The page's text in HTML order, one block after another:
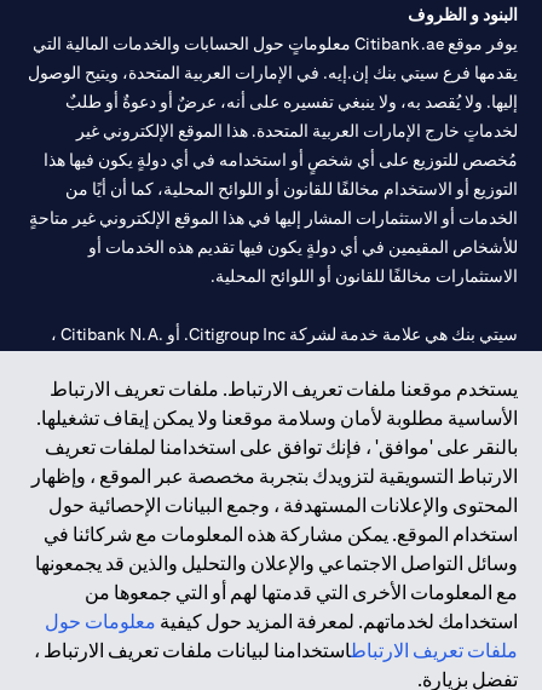
يستخدم موقعنا ملفات تعريف الارتباط. ملفات تعريف الارتباط
الأساسية مطلوبة لأمان وسلامة موقعنا ولا يمكن إيقاف تشغيلها.
بالنقر على 'موافق' ، فإنك توافق على استخدامنا لملفات تعريف
الارتباط التسويقية لتزويدك بتجربة مخصصة عبر الموقع ، وإظهار
المحتوى والإعلانات المستهدفة ، وجمع البيانات الإحصائية حول
استخدام الموقع. يمكن مشاركة هذه المعلومات مع شركائنا في
وسائل التواصل الاجتماعي والإعلان والتحليل والذين قد يجمعونها
مع المعلومات الأخرى التي قدمتها لهم أو التي جمعوها من
استخدامك لخدماتهم. لمعرفة المزيد حول كيفية معلومات حول
ملفات تعريف الارتباطاستخدامنا لبيانات ملفات تعريف الارتباط ،
تفضل بزيارة.
البنود و الظروف
يوفر موقع Citibank.ae معلوماتٍ حول الحسابات والخدمات المالية التي
يقدمها فرع سيتي بنك إن.إيه. في الإمارات العربية المتحدة، ويتيح الوصول
إليها. ولا يُقصد به، ولا ينبغي تفسيره على أنه، عرضٌ أو دعوةٌ أو طلبٌ
لخدماتٍ خارج الإمارات العربية المتحدة. هذا الموقع الإلكتروني غير
مُخصص للتوزيع على أي شخصٍ أو استخدامه في أي دولةٍ يكون فيها هذا
التوزيع أو الاستخدام مخالفًا للقانون أو اللوائح المحلية، كما أن أيًا من
الخدمات أو الاستثمارات المشار إليها في هذا الموقع الإلكتروني غير متاحةٍ
للأشخاص المقيمين في أي دولةٍ يكون فيها تقديم هذه الخدمات أو
الاستثمارات مخالفًا للقانون أو اللوائح المحلية.
سيتي بنك هي علامة خدمة لشركة Citigroup Inc. أو .Citibank N.A ،
سيتي بنك إن. إيه. الإمارات مسجل لدى مصرف الإمارات المركزي تحت
أرقام التراخيص 202563 لفرع الوصل في دبي، 531989 لفرع مول
الإمارات في دبي، و CN-1002019 لفرع أبوظبي. هاتف: 4000 311 04.
فرع سيتي بنك إن إيه - الإمارات العربية المتحدة مرخص من مصرف
الإمارات العربية المتحدة المركزي كفرع لبنك أجنبي.
سيتي بنك إن إيه الإمارات العربية المتحدة مرخص من هيئة الأوراق المالية
والسلع في الإمارات العربية المتحدة ("SCA") للقيام بالنشاط المالي لـ أ)
الاستشارات المالية والتعريف والترويج بموجب ترخيص رقم
20200000097 ب) وسيط تداول في الأسواق الدولية بموجب ترخيص